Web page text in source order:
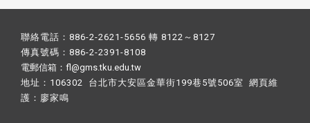
聯絡電話：886-2-2621-5656 轉 8122～8127
傳真號碼：886-2-2391-8108
電郵信箱：fl@gms.tku.edu.tw
地址：106302 台北市大安區金華街199巷5號506室 網頁維
護： 廖家鳴​